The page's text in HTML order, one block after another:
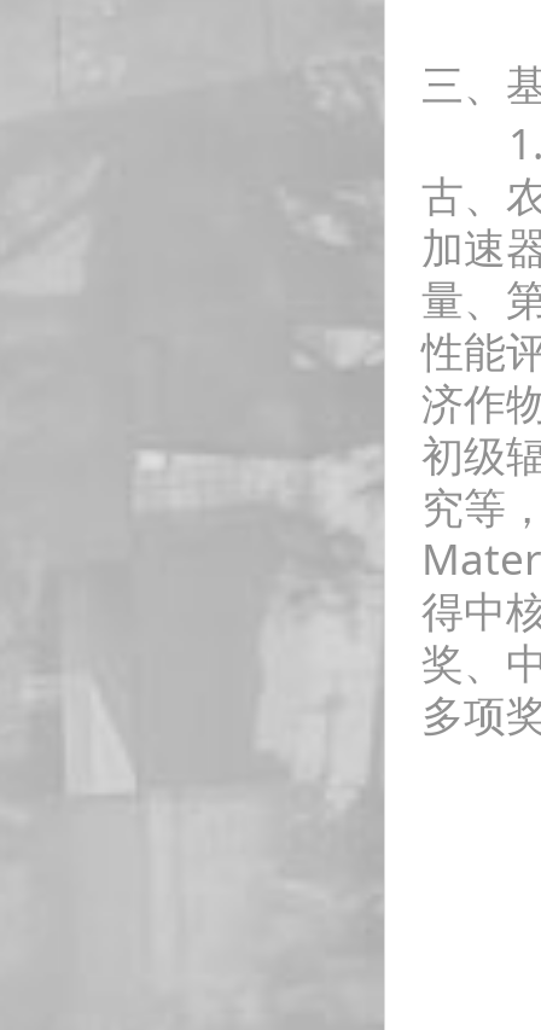
三、
1.
古、
加速
量、
性能
济作
初级
究等
得中
奖、
多项